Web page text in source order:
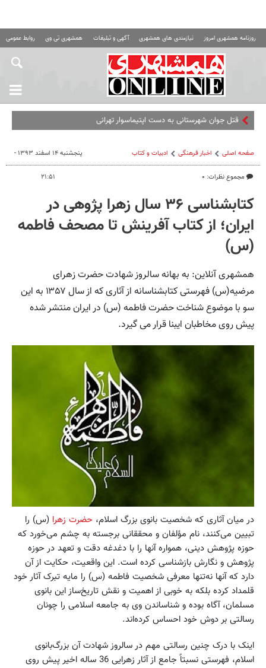
روزنامه همشهری امروز نیازمندی های همشهری آگهی و تبلیغات همشهری تی وی روابط عمومی
قتل جوان شهرستانی به دست اپتیماسوار تهرانی
صفحه اصلی اخبار فرهنگی ادبیات و کتاب
مجموع نظرات: ۰
پنجشنبه ۱۴ اسفند ۱۳۹۳ -
۲۱:۵۱
کتابشناسی ۳۶ سال زهرا پژوهی در
ایران؛ از کتاب آفرینش تا مصحف فاطمه
(س)
همشهری آنلاین: به بهانه سالروز شهادت حضرت زهرای
مرضیه(س) فهرستی کتابشناسانه از آثاری که از سال ۱۳۵۷ به این
سو با موضوع شناخت حضرت فاطمه (س) در ایران منتشر شده‌
پیش روی مخاطبان ایبنا قرار می گیرد.
در میان آثاری که شخصیت بانوی بزرگ اسلام، حضرت زهرا (س) را
تبیین می‌کنند، نام‌ مؤلفان و محققانی برجسته‌ به چشم می‌خورد که
حوزه پژوهش دینی، همواره آنها را با دغدغه دقت و تعهد در حوزه
پژوهش و نگارش بازشناسی کرده است. این واقعیت، حکایت از آن
دارد که آنها نه‌تنها معرفی شخصیت فاطمه (س) را مایه تبرک آثار خود
قلمداد کرده‌ بلکه به خوبی از اهمیت و نقش تاریخ‌ساز این بانوی
مسلمان، آگاه بوده‌ و شناساندن وی به جامعه اسلامی را چونان
رسالتی بر دوش خود احساس کرده‌اند.
اینک با درک چنین رسالتی مهم در سالروز شهادت آن بزرگ‌بانوی
اسلام،‌ فهرستی نسبتاً جامع از آثار زهرایی 36 ساله اخیر پیش روی